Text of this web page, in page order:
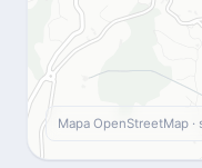
Mapa OpenStreetMap